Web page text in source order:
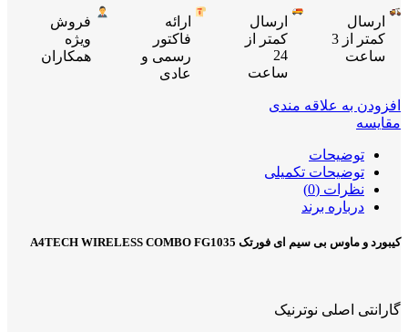
ارسال
کمتر از 3
ساعت
ارسال
کمتر از
24
ساعت
ارائه
فاکتور
رسمی و
عادی
فروش
ویژه
همکاران
افزودن به علاقه مندی
مقایسه
توضیحات
توضیحات تکمیلی
نظرات (0)
درباره برند
کیبورد و ماوس بی سیم ای فورتک A4TECH WIRELESS COMBO FG1035
گارانتی اصلی نوترنیک